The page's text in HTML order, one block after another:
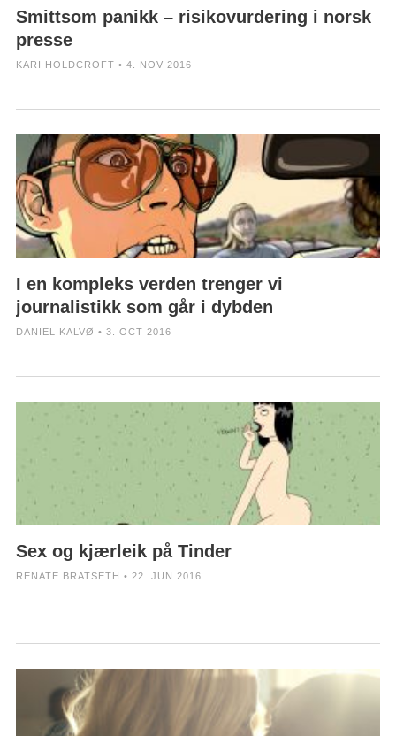
Smittsom panikk – risikovurdering i norsk
presse
KARI HOLDCROFT • 4. NOV 2016
I en kompleks verden trenger vi
journalistikk som går i dybden
DANIEL KALVØ • 3. OCT 2016
Sex og kjærleik på Tinder
RENATE BRATSETH • 22. JUN 2016